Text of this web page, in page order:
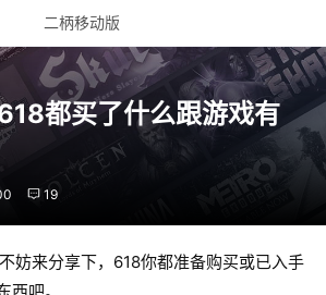
二柄移动版
都买了什么跟游戏有
19
妨来分享下，618你都准备购买或已入手
西吧。